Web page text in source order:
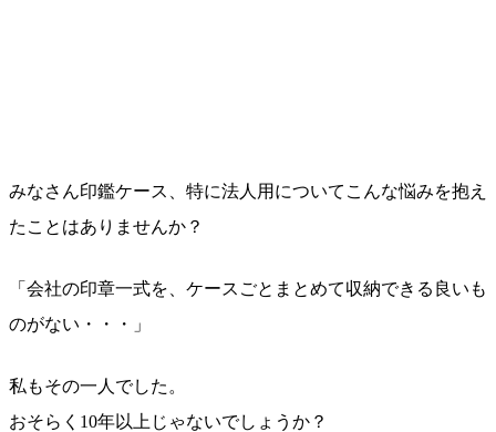
みなさん印鑑ケース、特に法人用についてこんな悩みを抱え
たことはありませんか？
「会社の印章一式を、ケースごとまとめて収納できる良いも
のがない・・・」
私もその一人でした。
おそらく10年以上じゃないでしょうか？